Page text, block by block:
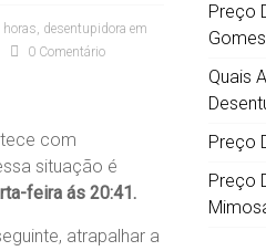
horas, desentupidora em
0 Comentário
com
situação é
feira ás 20:41.
atrapalhar a
Preço
Gomes
Quais
Preço
Preço